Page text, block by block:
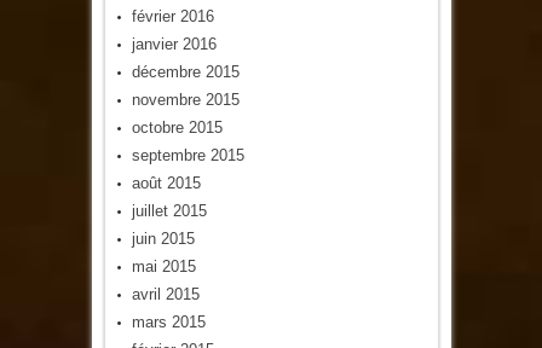
février 2016
janvier 2016
décembre 2015
novembre 2015
octobre 2015
septembre 2015
août 2015
juillet 2015
juin 2015
mai 2015
avril 2015
mars 2015